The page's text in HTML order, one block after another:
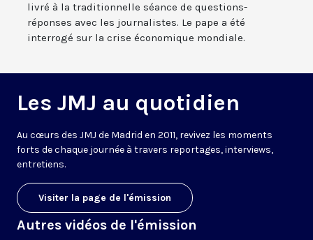
livré à la traditionnelle séance de questions-
réponses avec les journalistes. Le pape a été
interrogé sur la crise économique mondiale.
Les JMJ au quotidien
Au cœurs des JMJ de Madrid en 2011, revivez les moments
forts de chaque journée à travers reportages, interviews,
entretiens.
Visiter la page de l'émission
Autres vidéos de l'émission